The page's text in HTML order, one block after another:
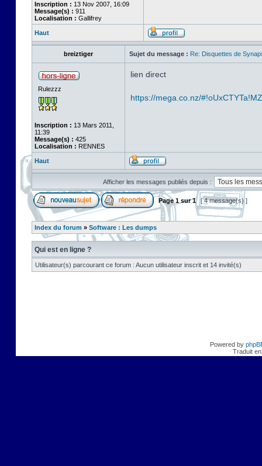
Inscription : 13 Nov 2007, 16:09
Message(s) : 911
Localisation : Gallifrey
Haut
breiztiger Sujet du message : Re: Disquettes de
Rulezzz
Inscription : 13 Mars 2011,
11:39
Message(s) : 425
Localisation : RENNES
lien direct
https://mega.co.nz/
Haut
Afficher les messages publiés depuis :
Page1sur1 [ 4 message(s) ]
Index du forum » Software : Les dumps
Qui est en ligne ?
Utilisateur(s) parcourant ce forum : Aucun utilisateur inscrit et 14 invité(s)
Powered by
Traduit